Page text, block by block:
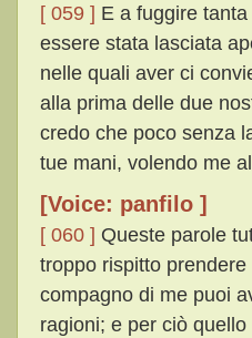
[ 059 ] E a fuggire
essere stata lasciata
nelle quali aver ci
alla prima delle due
credo che poco senza
tue mani, volendo me
[Voice: panfilo ]
[ 060 ] Queste parole
troppo rispitto
compagno di me puoi
ragioni; e per ciò